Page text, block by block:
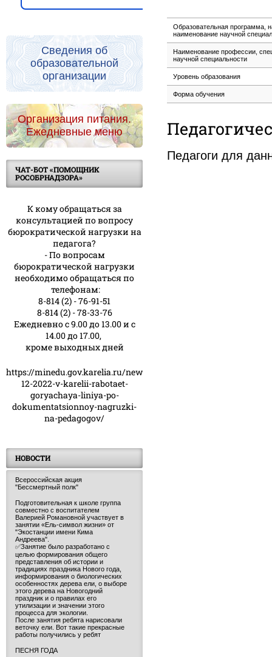
Сведения об
образовательной
организации
Организация питания.
Ежедневные меню
ЧАТ-БОТ «ПОМОЩНИК
РОСОБРНАДЗОРА»
К кому обращаться за
консультацией по вопросу
бюрократической нагрузки на
педагога?
- По вопросам
бюрократической нагрузки
необходимо обращаться по
телефонам:
8-814 (2) - 76-91-51
8-814 (2) - 78-33-76
Ежедневно с 9.00 до 13.00 и с
14.00 до 17.00,
кроме выходных дней
https://minedu.gov.karelia.ru/news/23-
12-2022-v-karelii-rabotaet-
goryachaya-liniya-po-
dokumentatsionnoy-nagruzki-
na-pedagogov/
НОВОСТИ
Всероссийская акция
"Бессмертный полк"
Подготовительная к школе группа
совместно с воспитателем
Валерией Романовной участвует в
занятии «Ель-символ жизни» от
"Экостанции имени Кима
Андреева".
✅Занятие было разработано с
целью формирования общего
представления об истории и
традициях праздника Нового года,
информирования о биологических
особенностях дерева ели, о выборе
этого дерева на Новогодний
праздник и о правилах его
утилизации и значении этого
процесса для экологии.
После занятия ребята нарисовали
веточку ели. Вот такие прекрасные
работы получились у ребят
ПЕСНЯ ГОДА
Образовательная программа,
наименование научной
Наименование профессии,
научной специальности
Уровень образования
Форма обучения
Педагоги для